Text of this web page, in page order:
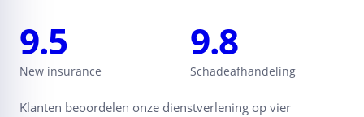
9.5
New insurance
9.8
Schadeafhandeling
Klanten beoordelen onze dienstverlening op vier